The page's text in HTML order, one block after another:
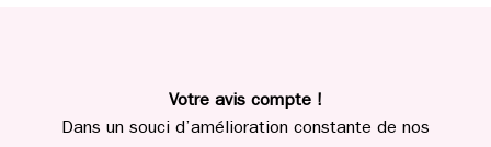
Votre avis compte !
Dans un souci d’amélioration constante de nos